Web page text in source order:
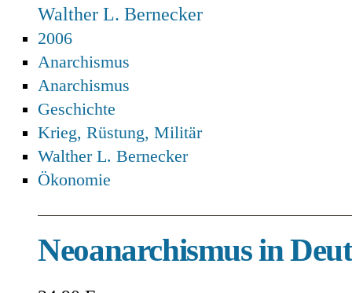
Walther L. Bernecker
2006
Anarchismus
Anarchismus
Geschichte
Krieg, Rüstung, Militär
Walther L. Bernecker
Ökonomie
Neoanarchismus in